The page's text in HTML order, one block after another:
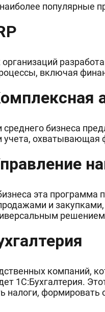
популярные
включая
бизнеса
учета, охватывающая
эта программа
и
компаний,
1С:Бухгалтерия.
налоги, формировать